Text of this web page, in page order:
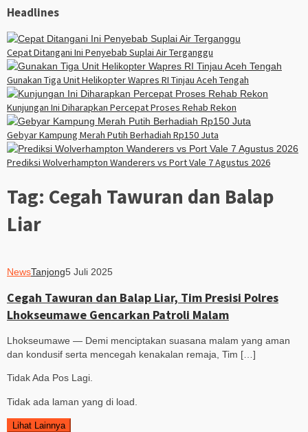
Headlines
Cepat Ditangani Ini Penyebab Suplai Air Terganggu
Gunakan Tiga Unit Helikopter Wapres RI Tinjau Aceh Tengah
Kunjungan Ini Diharapkan Percepat Proses Rehab Rekon
Gebyar Kampung Merah Putih Berhadiah Rp150 Juta
Prediksi Wolverhampton Wanderers vs Port Vale 7 Agustus 2026
Tag: Cegah Tawuran dan Balap
Liar
NewsTanjong5 Juli 2025
Cegah Tawuran dan Balap Liar, Tim Presisi Polres
Lhokseumawe Gencarkan Patroli Malam
Lhokseumawe — Demi menciptakan suasana malam yang aman
dan kondusif serta mencegah kenakalan remaja, Tim […]
Tidak Ada Pos Lagi.
Tidak ada laman yang di load.
Lihat Lainnya